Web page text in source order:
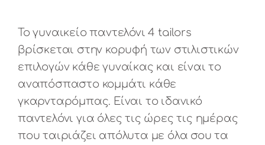
Το γυναικείο παντελόνι 4 tailors
βρίσκεται στην κορυφή των στιλιστικών
επιλογών κάθε γυναίκας και είναι το
αναπόσπαστο κομμάτι κάθε
γκαρνταρόμπας. Είναι το ιδανικό
παντελόνι για όλες τις ώρες τις ημέρας
που ταιριάζει απόλυτα με όλα σου τα